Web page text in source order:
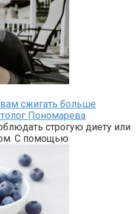
сжигать больше
Пономарева
строгую диету или
С помощью